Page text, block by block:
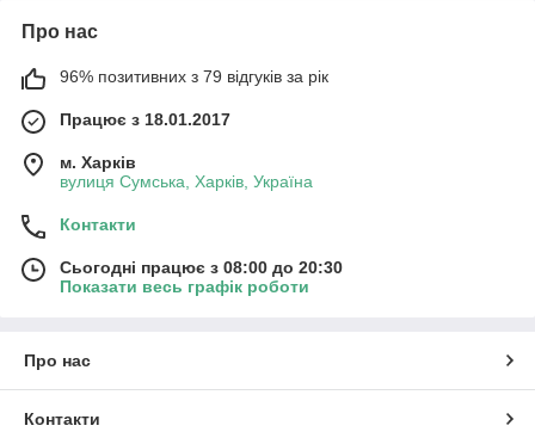
Про нас
96% позитивних з 79 відгуків за рік
Працює з 18.01.2017
м. Харків
вулиця Сумська, Харків, Україна
Контакти
Сьогодні працює з 08:00 до 20:30
Показати весь графік роботи
Про нас
Контакти